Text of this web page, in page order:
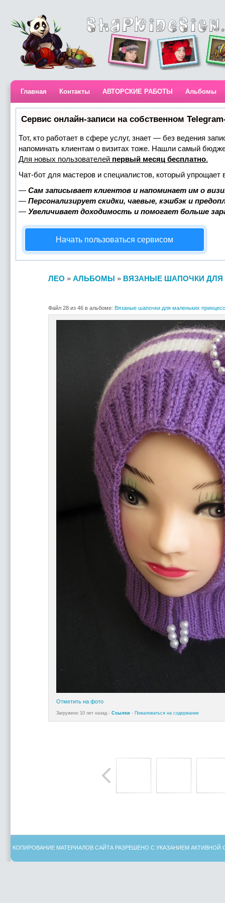
Главная Контакты АВТОРСКИЕ РАБОТЫ Альбомы
Сервис онлайн-записи на собственном
Тот, кто работает в сфере услуг, знает — без ведения
напоминать клиентам о визитах тоже. Нашли самый
Для новых пользователей первый месяц бесплатно.
Чат-бот для мастеров и специалистов, который упрощает
— Сам записывает клиентов и напоминает им о
— Персонализирует скидки, чаевые, кэшбэк и
— Увеличивает доходимость и помогает больше
Начать пользоваться сервисом
ЛЕО » АЛЬБОМЫ » ВЯЗАНЫЕ ШАПОЧКИ ДЛЯ
Файл 28 из 46 в альбоме: Вязаные шапочки для маленьких
Отметить на фото
Загружено 10 лет назад - Ссылки - Пожаловаться на содержание
КОПИРОВАНИЕ МАТЕРИАЛОВ САЙТА РАЗРЕШЕНО С УКАЗАНИЕМ АКТИВНОЙ